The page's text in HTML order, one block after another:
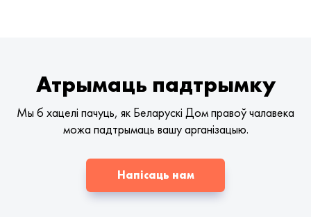
Атрымаць падтрымку
Мы б хацелі пачуць, як Беларускі Дом правоў чалавека
можа падтрымаць вашу арганізацыю.
Напісаць нам